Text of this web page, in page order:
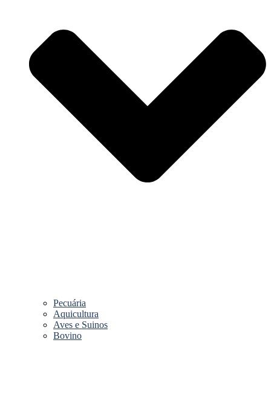
Pecuária
Aquicultura
Aves e Suinos
Bovino